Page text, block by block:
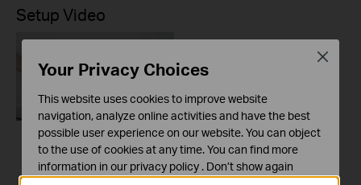
Setup Video
How to Replace the
Dust Bag: Tapo
Your Privacy Choices
This website uses cookies to improve website
navigation, analyze online activities and have the best
possible user experience on our website. You can object
to the use of cookies at any time. You can find more
information in our privacy policy . Don’t show again
Close